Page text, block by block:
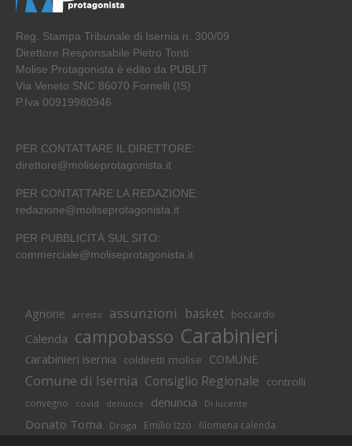
Reg. Stampa Tribunale di Isernia n. 300/09
Direttore Responsabile Pietro Tonti
Molise Protagonista è edito da PUBLIT
Via Veneto SNC 86070 Fornelli (IS)
P.Iva 00919980946
PER CONTATTARE IL DIRETTORE:
direttore@moliseprotagonista.it
PER CONTATTARE LA REDAZIONE:
redazione@moliseprotagonista.it
PER PUBBLICITÀ SUL SITO:
commerciale@moliseprotagonista.it
Agnone arresto assunzioni basket boccardo
Calenda campobasso Carabinieri
carabinieri isernia coldiretti molise COMUNE
Comune di Isernia Consiglio Regionale controlli
convegno covid denunce denuncia Di lucente
Donato Toma Droga Emilio Izzo filomena calenda